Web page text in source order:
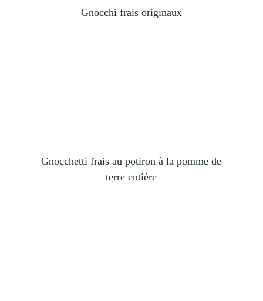
Gnocchi frais originaux
Gnocchetti frais au potiron à la pomme de
terre entière